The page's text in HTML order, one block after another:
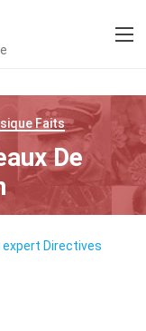
Faits
De
expert Directives